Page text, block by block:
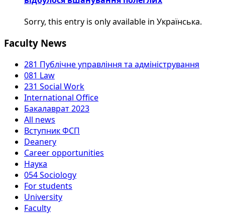
Sorry, this entry is only available in Українська.
Faculty News
281 Публічне управління та адміністрування
081 Law
231 Social Work
International Office
Бакалаврат 2023
All news
Вступник ФСП
Deanery
Career opportunities
Наука
054 Sociology
For students
University
Faculty